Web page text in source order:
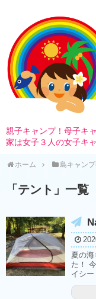
親子キャンプ！母子キ
家は女子３人の女子キ
ホーム 島キャン
「 テント 」 一覧
夏の
た！
イシ